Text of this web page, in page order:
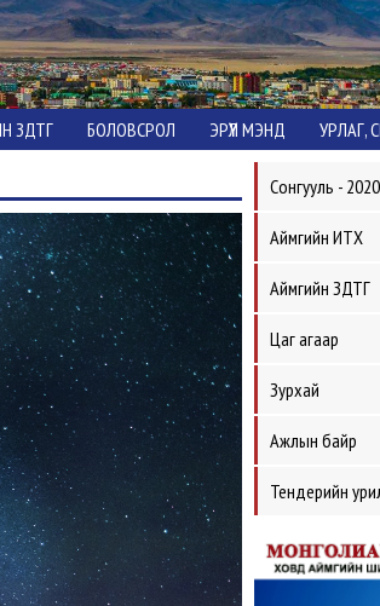
ЗДТГ БОЛОВСРОЛ ЭРҮҮЛ МЭНД УРЛАГ,
Сонгууль - 2020
Аймгийн ИТХ
Аймгийн ЗДТГ
Цаг агаар
Зурхай
Ажлын байр
Тендерийн